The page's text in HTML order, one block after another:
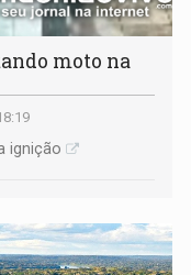
moto na
ignição